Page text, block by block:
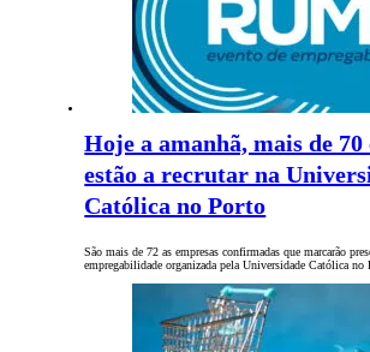
Hoje a amanhã, mais de 70
estão a recrutar na
Católica no Porto
São mais de 72 as empresas confirmadas que marcarão
empregabilidade organizada pela Universidade Católica